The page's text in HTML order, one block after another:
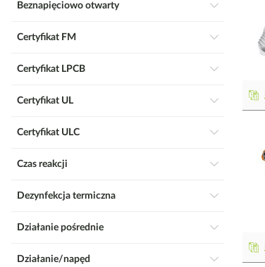
Beznapięciowo otwarty
Certyfikat FM
Certyfikat LPCB
Certyfikat UL
Certyfikat ULC
Czas reakcji
Dezynfekcja termiczna
Działanie pośrednie
Działanie/napęd